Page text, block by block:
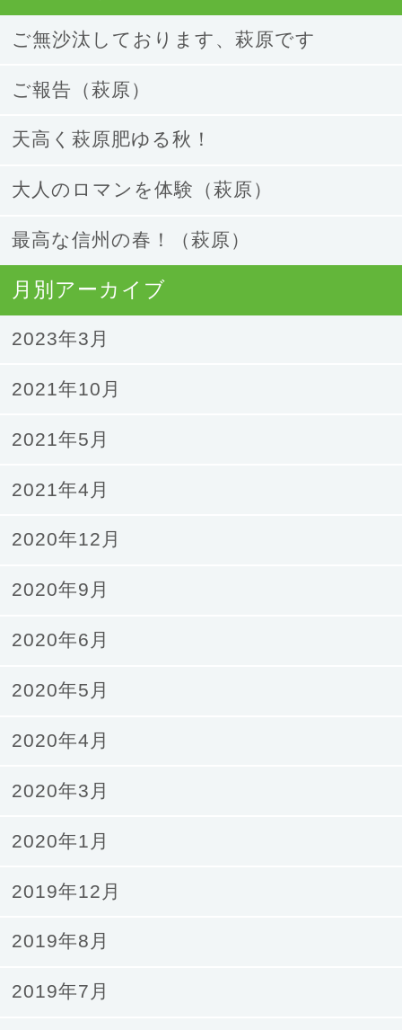
ご無沙汰しております、萩原です
ご報告（萩原）
天高く萩原肥ゆる秋！
大人のロマンを体験（萩原）
最高な信州の春！（萩原）
月別アーカイブ
2023年3月
2021年10月
2021年5月
2021年4月
2020年12月
2020年9月
2020年6月
2020年5月
2020年4月
2020年3月
2020年1月
2019年12月
2019年8月
2019年7月